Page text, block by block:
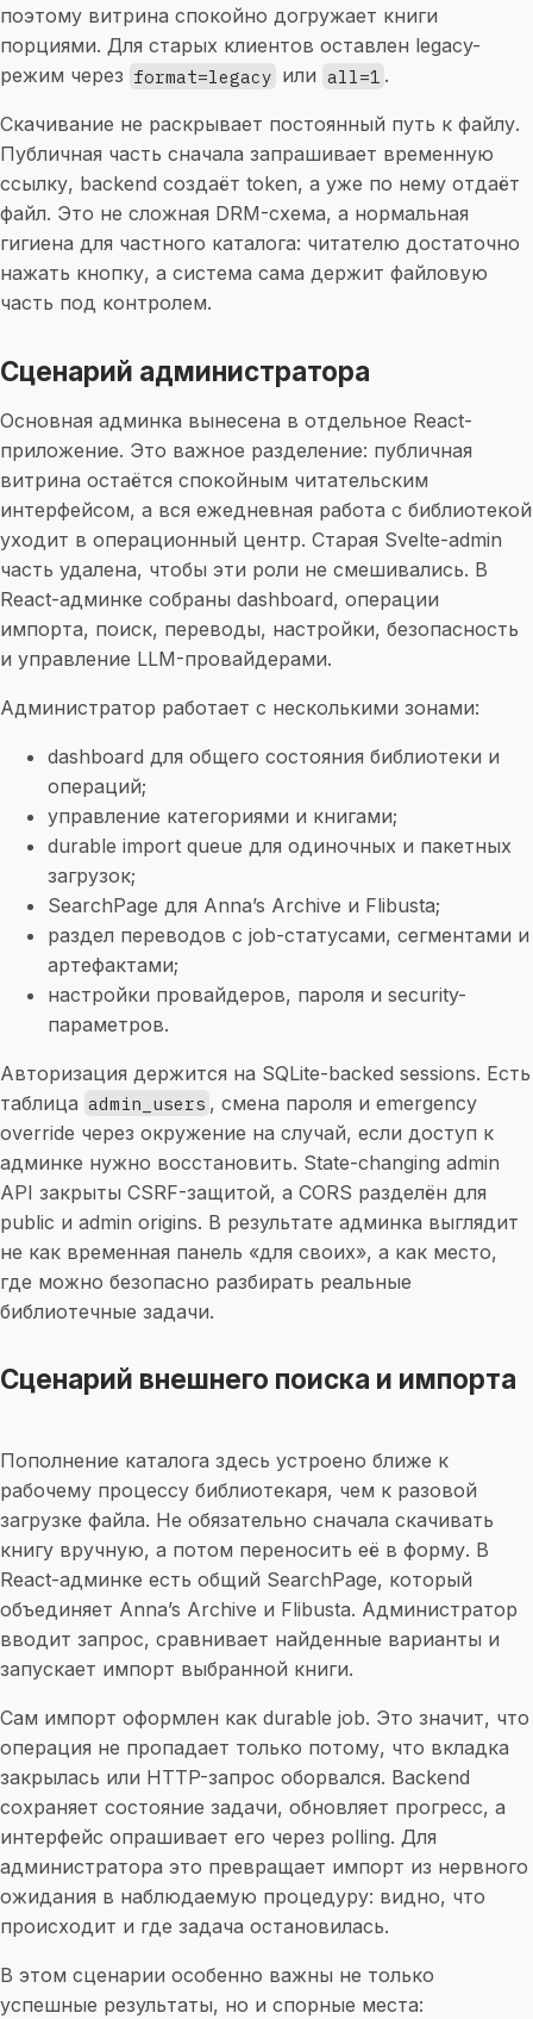
поэтому витрина спокойно догружает книги
порциями. Для старых клиентов оставлен legacy-
режим через format=legacy или all=1 .
Скачивание не раскрывает постоянный путь к файлу.
Публичная часть сначала запрашивает временную
ссылку, backend создаёт token, а уже по нему отдаёт
файл. Это не сложная DRM-схема, а нормальная
гигиена для частного каталога: читателю достаточно
нажать кнопку, а система сама держит файловую
часть под контролем.
Сценарий администратора
Основная админка вынесена в отдельное React-
приложение. Это важное разделение: публичная
витрина остаётся спокойным читательским
интерфейсом, а вся ежедневная работа с библиотекой
уходит в операционный центр. Старая Svelte-admin
часть удалена, чтобы эти роли не смешивались. В
React-админке собраны dashboard, операции
импорта, поиск, переводы, настройки, безопасность
и управление LLM-провайдерами.
Администратор работает с несколькими зонами:
dashboard для общего состояния библиотеки и
операций;
управление категориями и книгами;
durable import queue для одиночных и пакетных
загрузок;
SearchPage для Anna’s Archive и Flibusta;
раздел переводов с job-статусами, сегментами и
артефактами;
настройки провайдеров, пароля и security-
параметров.
Авторизация держится на SQLite-backed sessions. Есть
таблица admin_users , смена пароля и emergency
override через окружение на случай, если доступ к
админке нужно восстановить. State-changing admin
API закрыты CSRF-защитой, а CORS разделён для
public и admin origins. В результате админка выглядит
не как временная панель «для своих», а как место,
где можно безопасно разбирать реальные
библиотечные задачи.
Сценарий внешнего поиска и импорта
Пополнение каталога здесь устроено ближе к
рабочему процессу библиотекаря, чем к разовой
загрузке файла. Не обязательно сначала скачивать
книгу вручную, а потом переносить её в форму. В
React-админке есть общий SearchPage, который
объединяет Anna’s Archive и Flibusta. Администратор
вводит запрос, сравнивает найденные варианты и
запускает импорт выбранной книги.
Сам импорт оформлен как durable job. Это значит, что
операция не пропадает только потому, что вкладка
закрылась или HTTP-запрос оборвался. Backend
сохраняет состояние задачи, обновляет прогресс, а
интерфейс опрашивает его через polling. Для
администратора это превращает импорт из нервного
ожидания в наблюдаемую процедуру: видно, что
происходит и где задача остановилась.
В этом сценарии особенно важны не только
успешные результаты, но и спорные места: